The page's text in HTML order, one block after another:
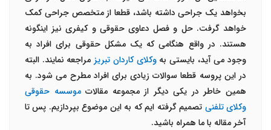
بخواهد یک جراحی داشته باشد، قطعا از متخصص جراحی کمک
خواهد گرفت. حل و فصل دعاوی حقوقی و کیفری نیز اینگونه
هستند. در واقع هنگامی که یک مشکل حقوقی برای افراد به
وجود می آید، بایستی بهوکلای کاردان تبریز مراجعه نمایند. البته
در این پروسه قطعا سوالات زیادی برای افراد مطرح می شود. به
همین خاطر در یکی دیگر از مجموعه مقالاتموسسه حقوقی
وکلای تلفنی تصمیم گرفته ایم که به این موضوع بپردازیم. پس تا
آخر مقاله با ما همراه باشید.